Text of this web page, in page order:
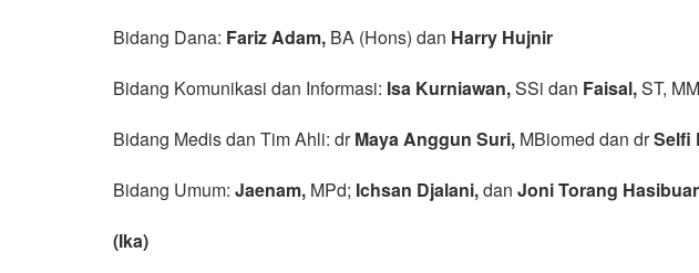
Bidang Dana: Fariz Adam, BA (Hons) dan Harry Hujnir
Bidang Komunikasi dan Informasi: Isa Kurniawan,SSi dan Faisal,ST, MM
Bidang Medis dan Tim Ahli: drMaya Anggun Suri, MBiomed dan drSelfi
Bidang Umum: Jaenam, MPd; Ichsan Djalani,dan Joni Torang
(Ika)